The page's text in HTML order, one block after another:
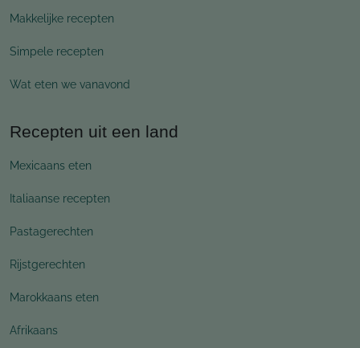
Makkelijke recepten
Simpele recepten
Wat eten we vanavond
Recepten uit een land
Mexicaans eten
Italiaanse recepten
Pastagerechten
Rijstgerechten
Marokkaans eten
Afrikaans